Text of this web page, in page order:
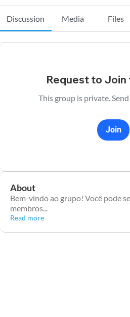
Discussion Media Files
Request to Join
This group is private.
Join
About
Bem-vindo ao grupo! Você pode
membros...
Read more